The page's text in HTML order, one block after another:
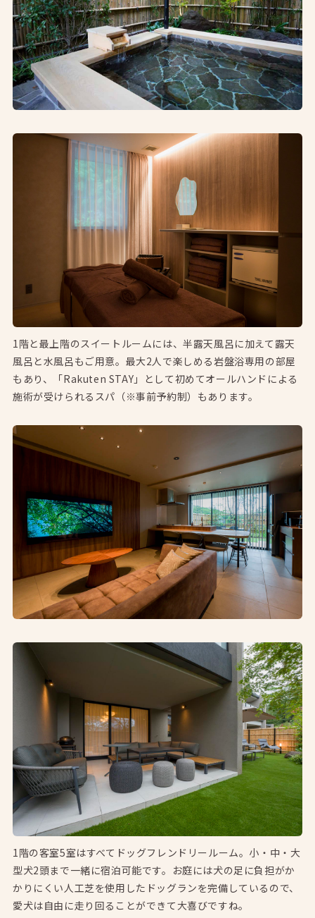
1階と最上階のスイートルームには、半露天風呂に加えて露天
風呂と水風呂もご用意。最大2人で楽しめる岩盤浴専用の部屋
もあり、「Rakuten STAY」として初めてオールハンドによる
施術が受けられるスパ（※事前予約制）もあります。
1階の客室5室はすべてドッグフレンドリールーム。小・中・大
型犬2頭まで一緒に宿泊可能です。お庭には犬の足に負担がか
かりにくい人工芝を使用したドッグランを完備しているので、
愛犬は自由に走り回ることができて大喜びですね。